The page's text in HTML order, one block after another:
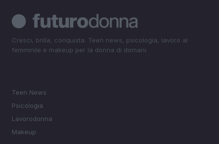
Cresci, brilla, conquista. Teen news, psicologia, lavoro al
femminile e makeup per la donna di domani.
Teen News
Psicologia
Lavorodonna
Makeup